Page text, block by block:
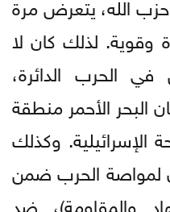
لذلك كان لا
الحرب الدائرة،
البحر الأحمر منطقة
الإسرائيلية. وكذلك
لمواصة الحرب ضمن
والمقاومة)، ضد